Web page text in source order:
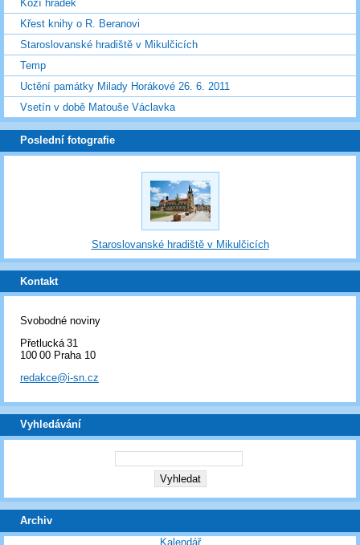
Kozí hrádek
Křest knihy o R. Beranovi
Staroslovanské hradiště v Mikulčicích
Temp
Uctění památky Milady Horákové 26. 6. 2011
Vsetín v době Matouše Václavka
Poslední fotografie
Staroslovanské hradiště v Mikulčicích
Kontakt
Svobodné noviny
Přetlucká 31
100 00 Praha 10
redakce@i-sn.cz
Vyhledávání
Archiv
Kalendář